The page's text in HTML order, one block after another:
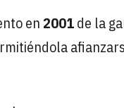
en2001de la